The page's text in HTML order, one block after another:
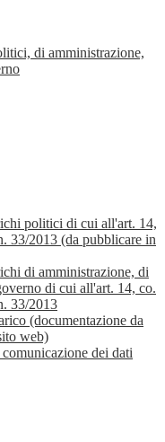
di amministrazione,
politici di cui all'art. 14,
33/2013 (da pubblicare in
di amministrazione, di
di cui all'art. 14, co.
33/2013
(documentazione da
web)
dei dati